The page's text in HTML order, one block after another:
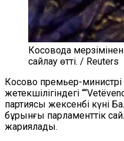
Косовода
сайлау өтті. / Reuters
Косово премьер-министрі
жетекшілігіндегі
партиясы жексенбі күні
бұрынғы парламенттік
жариялады.